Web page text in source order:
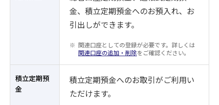
金、積立定期預金へのお預入れ、お
引出しができます。
関連口座としての登録が必要です。詳しくは
関連口座の追加・削除をご確認ください。
積立定期預
金
積立定期預金へのお取引がご利用い
ただけます。